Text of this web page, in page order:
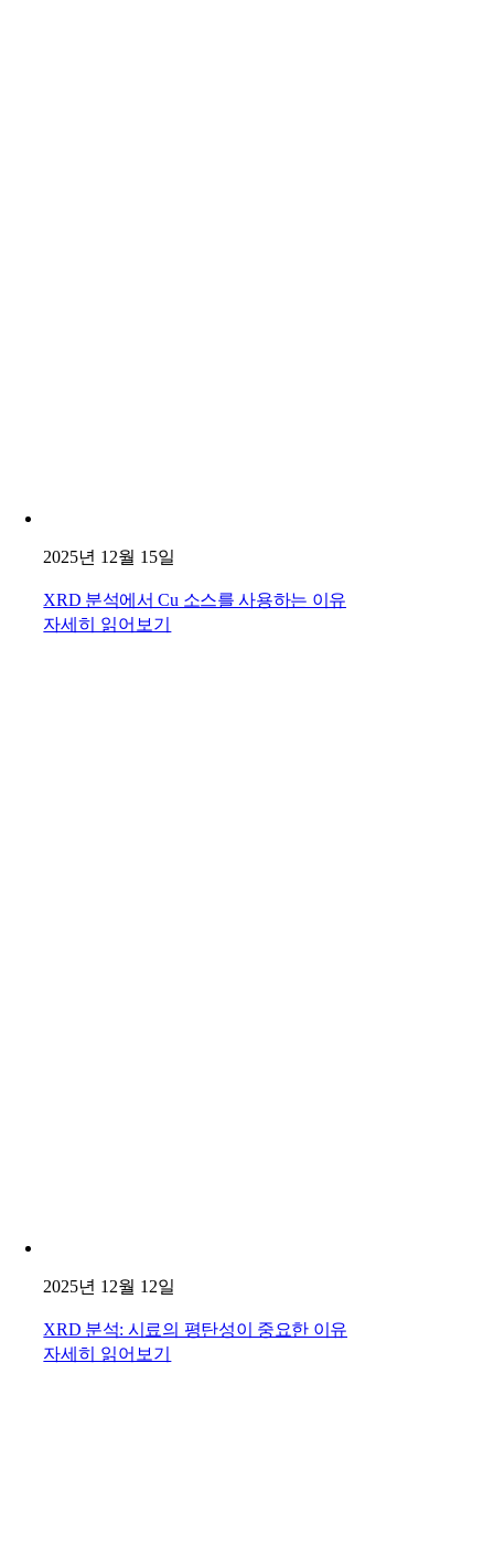
2025년 12월 15일
XRD 분석에서 Cu 소스를 사용하는 이유
자세히 읽어보기
2025년 12월 12일
XRD 분석: 시료의 평탄성이 중요한 이유
자세히 읽어보기